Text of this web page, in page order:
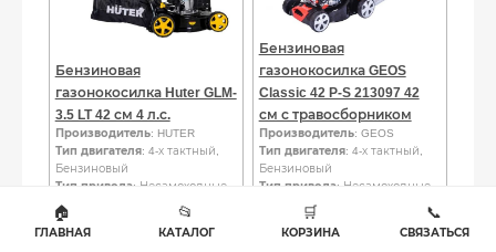
Бензиновая
газонокосилка Huter GLM-
3.5 LT 42 см 4 л.с.
Производитель: HUTER
Тип двигателя: 4-х тактный,
Бензиновый
Тип привода: Несамоходные
Мощность, л.с.
Ширина скашивания, мм
Бензиновая
газонокосилка GEOS
Classic 42 P-S 213097 42
см с травосборником
Производитель: GEOS
Тип двигателя: 4-х тактный,
Бензиновый
Тип привода: Несамоходные
Мощность, л.с.
Ширина скашивания, мм
: 420
🏠
ГЛАВНАЯ
📂
КАТАЛОГ
🛒
КОРЗИНА
📞
СВЯЗАТЬСЯ